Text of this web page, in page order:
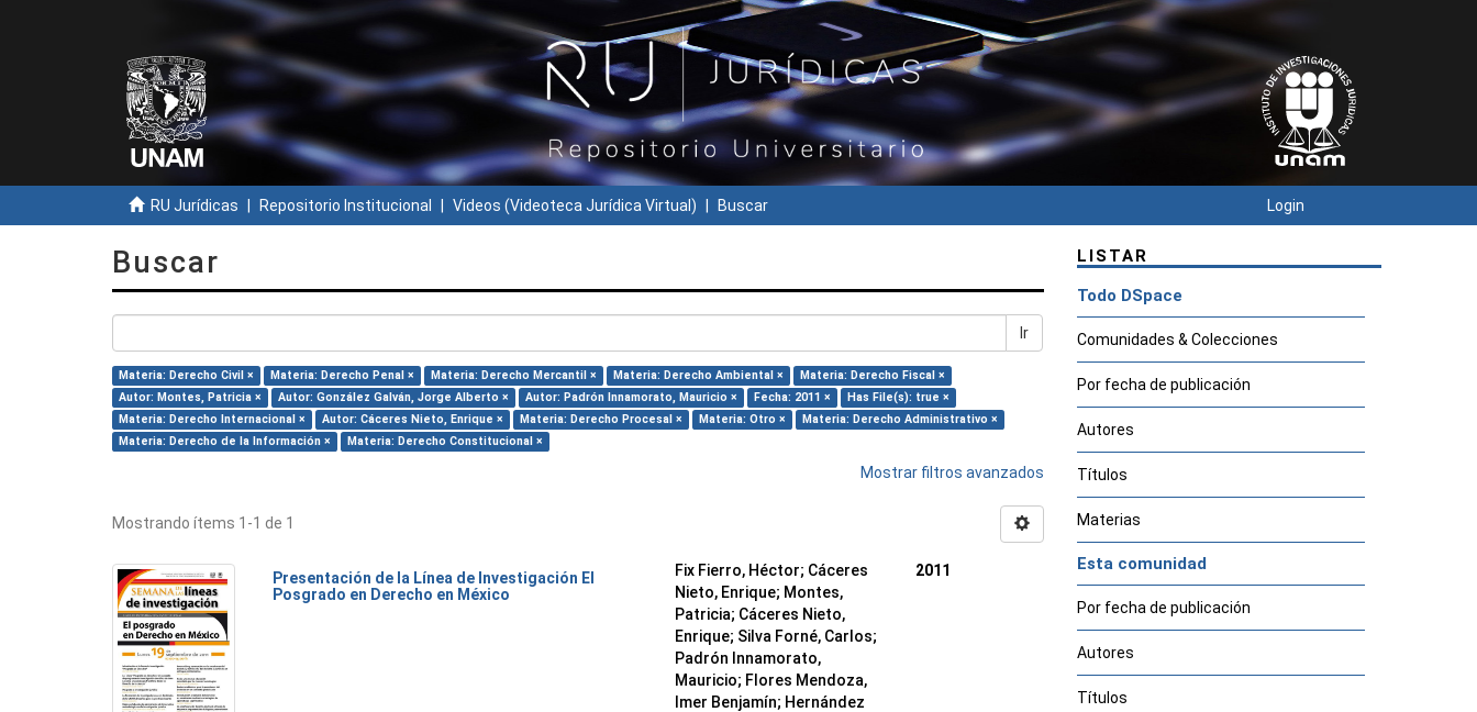
RU Jurídicas Repositorio Institucional Videos (Videoteca Jurídica Virtual) Buscar Login
Buscar
Ir
Materia: Derecho Civil × Materia: Derecho Penal × Materia: Derecho Mercantil × Materia: Derecho Ambiental ×
Materia: Derecho Fiscal ×
Autor: Montes, Patricia ×
Autor: González Galván, Jorge Alberto × Autor: Padrón Innamorato, Mauricio × Fecha: 2011 ×
Has File(s): true ×
Materia: Derecho Internacional ×
Autor: Cáceres Nieto, Enrique × Materia: Derecho Procesal × Materia: Otro ×
Materia: Derecho Administrativo ×
Materia: Derecho de la Información ×
Materia: Derecho Constitucional ×
Mostrar filtros avanzados
Mostrando ítems 1-1 de 1
Presentación de la Línea de Investigación El
Posgrado en Derecho en México
Fix Fierro, Héctor; Cáceres
Nieto, Enrique; Montes,
Patricia; Cáceres Nieto,
Enrique; Silva Forné, Carlos;
Padrón Innamorato,
Mauricio; Flores Mendoza,
Imer Benjamín; Hernández
2011
LISTAR
Todo DSpace
Comunidades & Colecciones
Por fecha de publicación
Autores
Títulos
Materias
Esta comunidad
Por fecha de publicación
Autores
Títulos